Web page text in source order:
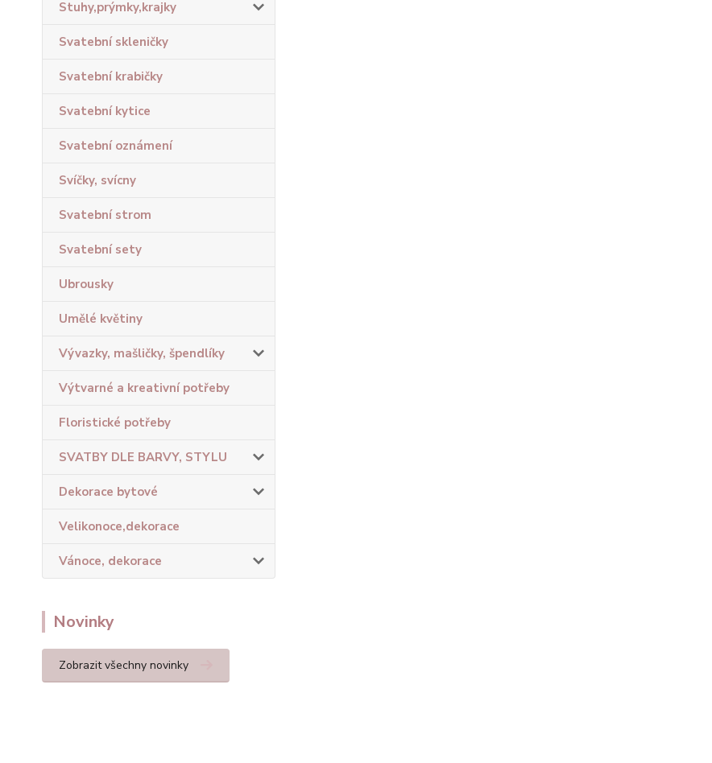
Stuhy,prýmky,krajky
Svatební skleničky
Svatební krabičky
Svatební kytice
Svatební oznámení
Svíčky, svícny
Svatební strom
Svatební sety
Ubrousky
Umělé květiny
Vývazky, mašličky, špendlíky
Výtvarné a kreativní potřeby
Floristické potřeby
SVATBY DLE BARVY, STYLU
Dekorace bytové
Velikonoce,dekorace
Vánoce, dekorace
Novinky
Zobrazit všechny novinky